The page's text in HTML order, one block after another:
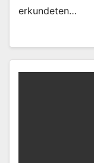
erkundeten…